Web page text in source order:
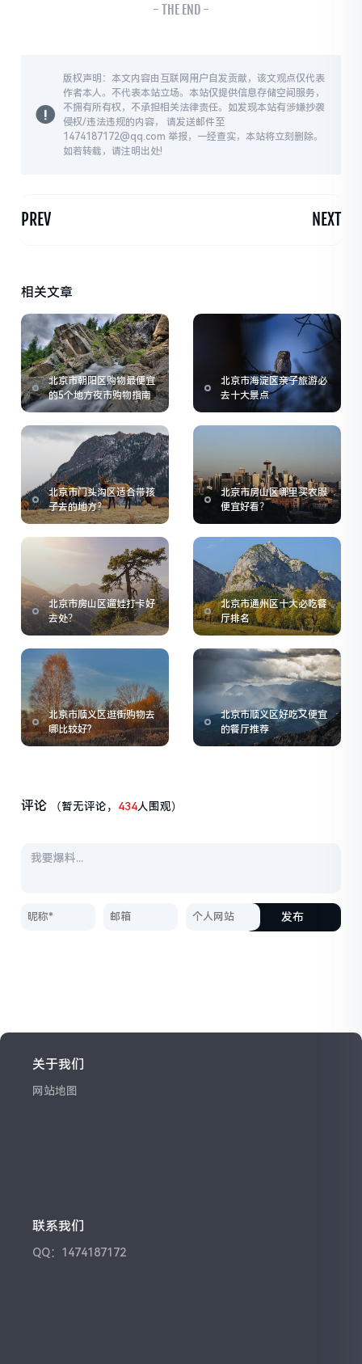
- THE END -
版权声明：本文内容由互联网用户自发贡献，该文观点仅代表
作者本人。不代表本站立场。本站仅提供信息存储空间服务，
不拥有所有权，不承担相关法律责任。如发现本站有涉嫌抄袭
侵权/违法违规的内容， 请发送邮件至
1474187172@qq.com 举报，一经查实，本站将立刻删除。
如若转载，请注明出处!
PREV NEXT
相关文章
北京市朝阳区购物最便宜
的5个地方夜市购物指南
北京市海淀区亲子旅游必
去十大景点
北京市门头沟区适合带孩
子去的地方？
北京市房山区哪里买衣服
便宜好看？
北京市房山区遛娃打卡好
去处？
北京市通州区十大必吃餐
厅排名
北京市顺义区逛街购物去
哪比较好?
北京市顺义区好吃又便宜
的餐厅推荐
评论 （暂无评论， 434人围观）
发布
关于我们
网站地图
联系我们
QQ：1474187172